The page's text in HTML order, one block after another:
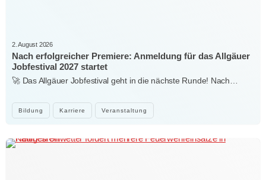
Bildung Karriere Veranstaltung
2. August 2026
Nach erfolgreicher Premiere: Anmeldung für das Allgäuer
Jobfestival 2027 startet
🚀 Das Allgäuer Jobfestival geht in die nächste Runde! Nach…